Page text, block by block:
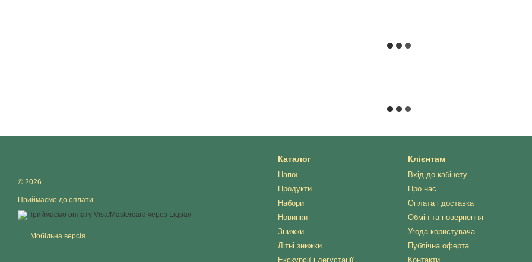
© 2026
Приймаємо до оплати
Мобільна версія
Каталог
Напої
Продукти
Набори
Новинки
Знижки
Літні знижки
Екскурсії і дегустації
Клієнтам
Вхід до кабінету
Про нас
Оплата і доставка
Обмін та повернення
Угода користувача
Публічна оферта
Контакти